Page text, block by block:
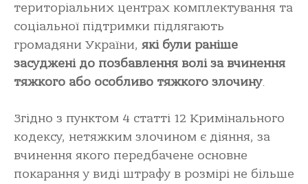
територіальних центрах комплектування та
соціальної підтримки підлягають
громадяни України, які були раніше
засуджені до позбавлення волі за вчинення
тяжкого або особливо тяжкого злочину.
Згідно з пунктом 4 статті 12 Кримінального
кодексу, нетяжким злочином є діяння, за
вчинення якого передбачене основне
покарання у виді штрафу в розмірі не більше